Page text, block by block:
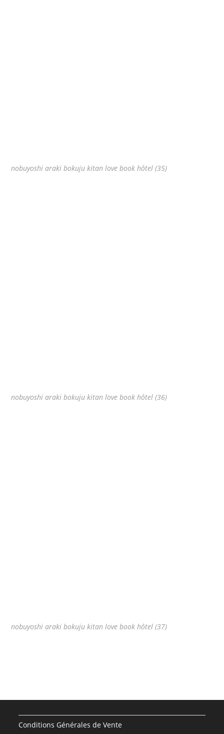
nobuyoshi araki bokuju kitan love book hôtel (35)
nobuyoshi araki bokuju kitan love book hôtel (36)
nobuyoshi araki bokuju kitan love book hôtel (37)
Conditions Générales de Vente